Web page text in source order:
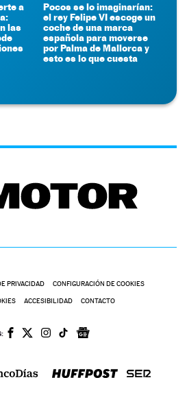
a
las
Pocos se lo imaginarían:
el rey Felipe VI escoge un
coche de una marca
española para moverse
por Palma de Mallorca y
esto es lo que cuesta
PRIVACIDAD CONFIGURACIÓN DE COOKIES
ACCESIBILIDAD CONTACTO